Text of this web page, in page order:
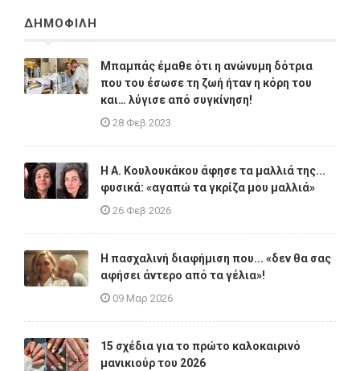
ΔΗΜΟΦΙΛΗ
Μπαμπάς έμαθε ότι η ανώνυμη δότρια
που του έσωσε τη ζωή ήταν η κόρη του
και… λύγισε από συγκίνηση!
28 Φεβ 2023
Η A. Κουλουκάκου άφησε τα μαλλιά της...
φυσικά: «αγαπώ τα γκρίζα μου μαλλιά»
26 Φεβ 2026
Η πασχαλινή διαφήμιση που... «δεν θα σας
αφήσει άντερο από τα γέλια»!
09 Μαρ 2026
15 σχέδια για το πρώτο καλοκαιρινό
μανικιούρ του 2026